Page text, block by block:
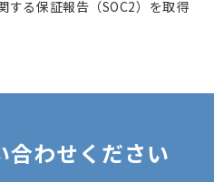
する保証報告（SOC2）を取得
合わせください